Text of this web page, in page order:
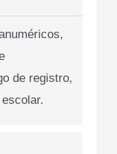
de registro,